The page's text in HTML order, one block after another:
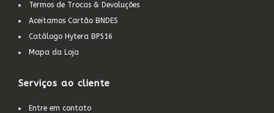
Termos de Trocas & Devoluções
Aceitamos Cartão BNDES
Catálogo Hytera BP516
Mapa da Loja
Serviços ao cliente
Entre em contato